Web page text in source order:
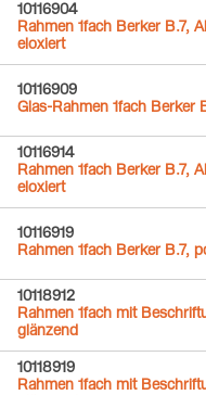
10116904
Rahmen 1fach Berker B.7,
eloxiert
10116909
Glas-Rahmen 1fach Berker
10116914
Rahmen 1fach Berker B.7,
eloxiert
10116919
Rahmen 1fach Berker B.7,
10118912
Rahmen 1fach mit
glänzend
10118919
Rahmen 1fach mit